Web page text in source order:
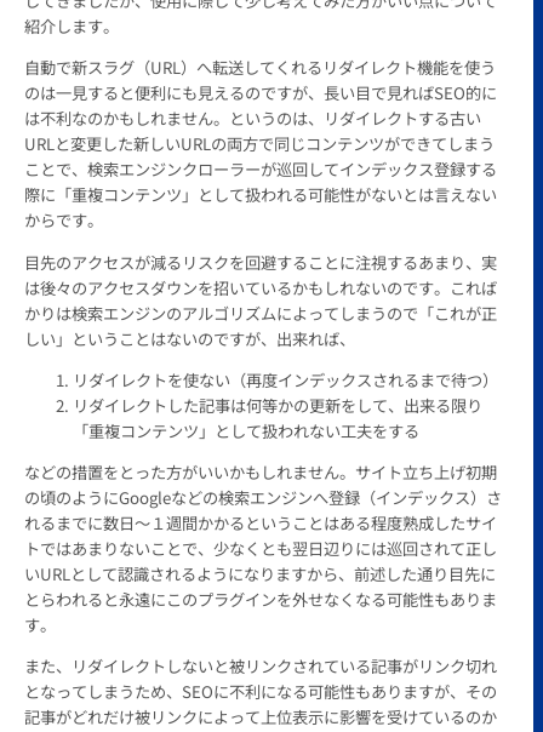
紹介します。
自動で新スラグ（URL）へ転送してくれるリダイレクト機能を使う
のは一見すると便利にも見えるのですが、長い目で見ればSEO的に
は不利なのかもしれません。というのは、リダイレクトする古い
URLと変更した新しいURLの両方で同じコンテンツができてしまう
ことで、検索エンジンクローラーが巡回してインデックス登録する
際に「重複コンテンツ」として扱われる可能性がないとは言えない
からです。
目先のアクセスが減るリスクを回避することに注視するあまり、実
は後々のアクセスダウンを招いているかもしれないのです。これば
かりは検索エンジンのアルゴリズムによってしまうので「これが正
しい」ということはないのですが、出来れば、
リダイレクトを使ない（再度インデックスされるまで待つ）
リダイレクトした記事は何等かの更新をして、出来る限り
「重複コンテンツ」として扱われない工夫をする
などの措置をとった方がいいかもしれません。サイト立ち上げ初期
の頃のようにGoogleなどの検索エンジンへ登録（インデックス）さ
れるまでに数日～１週間かかるということはある程度熟成したサイ
トではあまりないことで、少なくとも翌日辺りには巡回されて正し
いURLとして認識されるようになりますから、前述した通り目先に
とらわれると永遠にこのプラグインを外せなくなる可能性もありま
す。
また、リダイレクトしないと被リンクされている記事がリンク切れ
となってしまうため、SEOに不利になる可能性もありますが、その
記事がどれだけ被リンクによって上位表示に影響を受けているのか